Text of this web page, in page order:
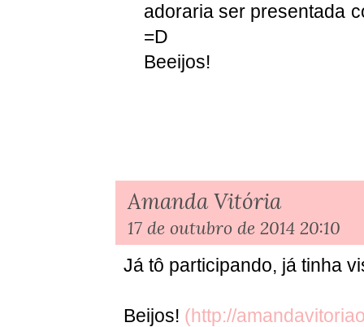
adoraria ser presentada
=D
Beeijos!
Amanda Vitória
17 de outubro de 2014 20:10
Já tô participando, já tinha
Beijos! (http://